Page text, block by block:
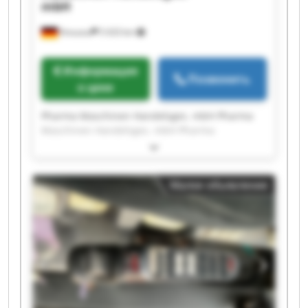
Kreuzau 5 633 km
mbH
Информация
о цене
Позвонить
Pharma Maschinen Handelsges. mbH Pharma
Maschinen Handelsges. mbH Pharma
Maschinen Handelsges. mbH Pharma
Maschinen Handelsges. mbH Pharma
Maschinen Handelsges. mbH Pharma
Maschinen Handelsges. mbH Pharma
Maschinen Handelsges. mbH Pharma
Maschinen Handelsges. mbH Pharma
Maschinen Handelsges. mbH Pharma
Maschinen Handelsges. mbH Pharma
Maschinen Handelsges. mbH Pharma
Maschinen Handelsges. mbH Pharma
Малое объявление